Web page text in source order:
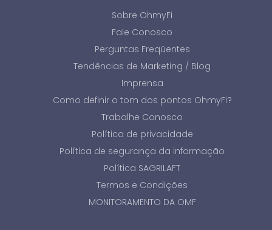
Sobre OhmyFi
Fale Conosco
Perguntas Freqüentes
Tendências de Marketing / Blog
Imprensa
Como definir o tom dos pontos OhmyFi?
Trabalhe Conosco
Política de privacidade
Política de segurança da informação
Política SAGRILAFT
Termos e Condições
MONITORAMENTO DA OMF